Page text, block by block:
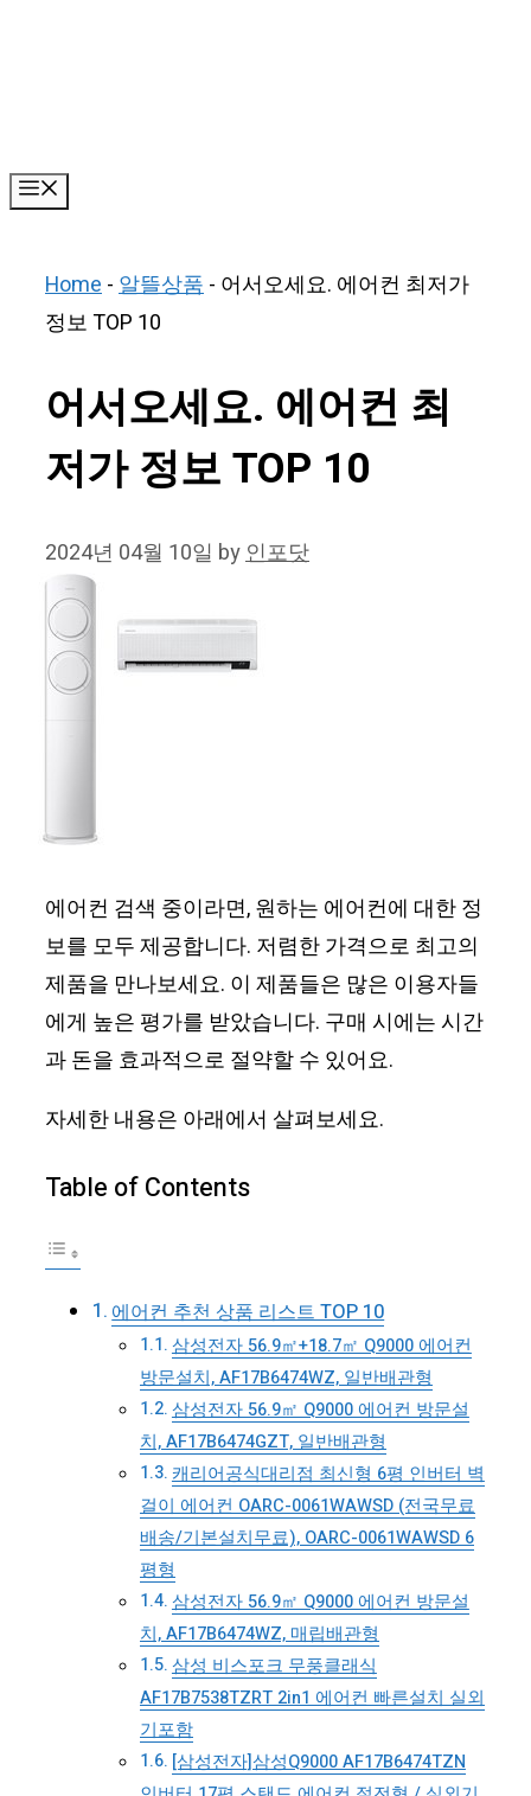
Home-알뜰상품- 어서오세요. 에어컨 최저가
정보 TOP 10
어서오세요. 에어컨 최
저가 정보 TOP 10
2024년 04월 10일 by인포닷
에어컨 검색 중이라면, 원하는 에어컨에 대한 정
보를 모두 제공합니다. 저렴한 가격으로 최고의
제품을 만나보세요. 이 제품들은 많은 이용자들
에게 높은 평가를 받았습니다. 구매 시에는 시간
과 돈을 효과적으로 절약할 수 있어요.
자세한 내용은 아래에서 살펴보세요.
Table of Contents
에어컨 추천 상품 리스트 TOP 10
삼성전자 56.9㎡+18.7㎡ Q9000 에어컨
방문설치, AF17B6474WZ, 일반배관형
삼성전자 56.9㎡ Q9000 에어컨 방문설
치, AF17B6474GZT, 일반배관형
캐리어공식대리점 최신형 6평 인버터 벽
걸이 에어컨 OARC-0061WAWSD (전국무료
배송/기본설치무료), OARC-0061WAWSD 6
평형
삼성전자 56.9㎡ Q9000 에어컨 방문설
치, AF17B6474WZ, 매립배관형
삼성 비스포크 무풍클래식
AF17B7538TZRT 2in1 에어컨 빠른설치 실외
기포함
[삼성전자]삼성Q9000 AF17B6474TZN